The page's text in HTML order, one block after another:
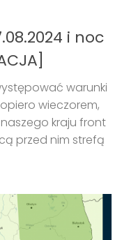
i noc
warunki
wieczorem,
kraju front
przed nim strefą